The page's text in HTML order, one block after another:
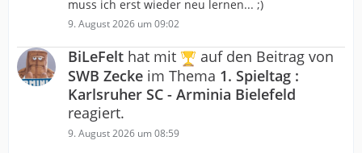
muss ich erst wieder neu lernen... ;)
9. August 2026 um 09:02
BiLeFelt hat mit
auf den Beitrag von
SWB Zecke im Thema 1. Spieltag :
Karlsruher SC - Arminia Bielefeld
reagiert.
9. August 2026 um 08:59